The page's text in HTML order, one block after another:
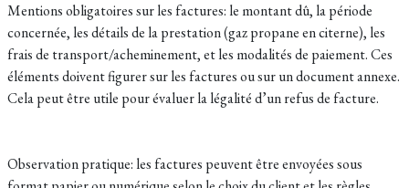
Mentions obligatoires sur les factures: le montant dû, la période
concernée, les détails de la prestation (gaz propane en citerne), les
frais de transport/acheminement, et les modalités de paiement. Ces
éléments doivent figurer sur les factures ou sur un document annexe.
Cela peut être utile pour évaluer la légalité d’un refus de facture.
Observation pratique: les factures peuvent être envoyées sous